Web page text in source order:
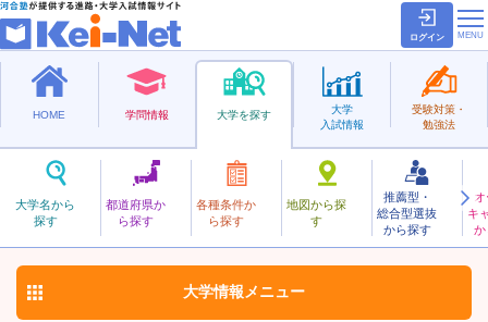
ログイン
HOME 学問情報 大学を探す
大学名から
探す
都道府県か
ら探す
各種条件か
ら探す
地図から探
す
推薦型・
総合型選抜
から探す
キ
か
大学
入試情報
受験対策・
勉強法
私立
にっぽんぶんり
日本文理大学 お気に入り
大学情報 メニュー